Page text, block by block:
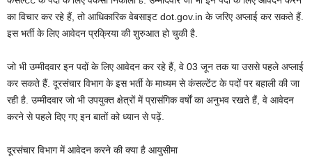
का विचार कर रहे हैं, तो आधिकारिक वेबसाइट dot.gov.in के जरिए अप्लाई कर सकते हैं.
इस भर्ती के लिए आवेदन प्रक्रिया की शुरुआत हो चुकी है.
जो भी उम्मीदवार इन पदों के लिए आवेदन कर रहे हैं, वे 03 जून तक या उससे पहले अप्लाई
कर सकते हैं. दूरसंचार विभाग के इस भर्ती के माध्यम से कंसल्टेंट के पदों पर बहाली की जा
रही है. उम्मीदवार जो भी उपयुक्त क्षेत्रों में प्रासंगिक वर्षों का अनुभव रखते हैं, वे आवेदन
करने से पहले दिए गए इन बातों को ध्यान से पढ़ें.
दूरसंचार विभाग में आवेदन करने की क्या है आयुसीमा